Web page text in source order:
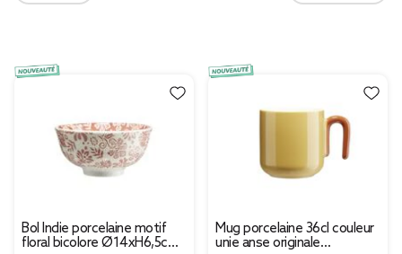
Bol Indie porcelaine motif
floral bicolore Ø14xH6,5cm
Mug porcelaine 36cl couleur
unie anse originale